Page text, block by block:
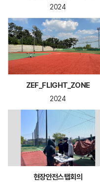
2024
ZEF_FLIGHT_ZONE
2024
현장안전스탭회의